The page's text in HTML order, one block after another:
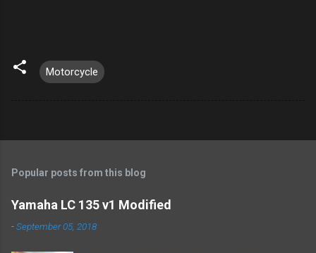
Motorcycle
Popular posts from this blog
Yamaha LC 135 v1 Modified
-September 05, 2018